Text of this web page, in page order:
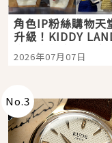
角色IP粉絲購物天
升級！KIDDY
宿店吉伊卡哇迎客
開幕 OMOKADO 店
2026年07月07日
No.3